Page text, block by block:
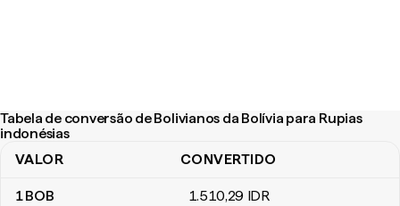
Tabela de conversão de Bolivianos da Bolívia para Rupias
indonésias
Tabela de conversão de Bolivianos da Bolívia para Rupias
VALOR CONVERTIDO
1BOB 1.510,29 IDR